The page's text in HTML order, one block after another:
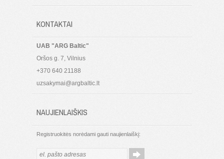
KONTAKTAI
UAB "ARG Baltic"
Oršos g. 7, Vilnius
+370 640 21188
uzsakymai@argbaltic.lt
NAUJIENLAIŠKIS
Registruokitės norėdami gauti naujienlaiškį: